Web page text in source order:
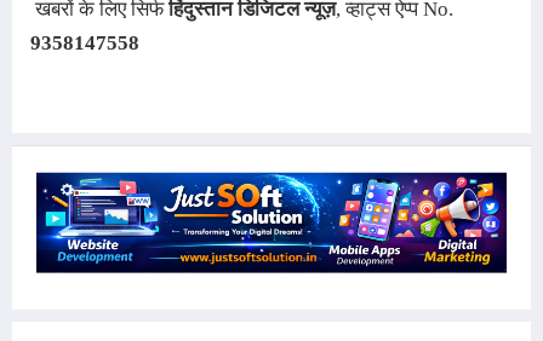
खबरों के लिए सिर्फहिंदुस्तान डिजिटल न्यूज़, व्हाट्स ऐप्प No.
9358147558